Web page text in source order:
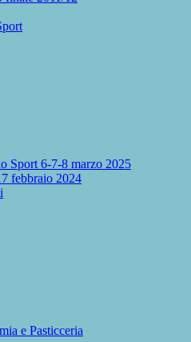
Sport 6-7-8 marzo 2025
febbraio 2024
e Pasticceria